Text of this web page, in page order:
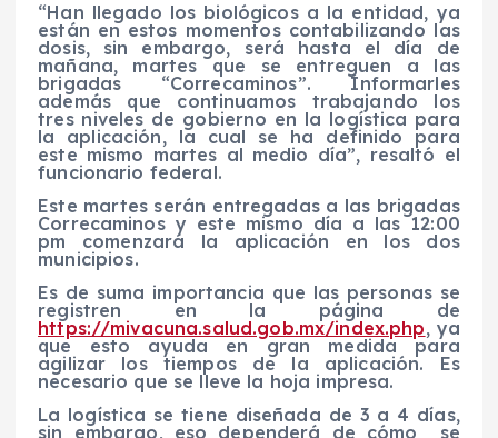
“Han llegado los biológicos a la entidad, ya
están en estos momentos contabilizando las
dosis, sin embargo, será hasta el día de
mañana, martes que se entreguen a las
brigadas “Correcaminos”. Informarles
además que continuamos trabajando los
tres niveles de gobierno en la logística para
la aplicación, la cual se ha definido para
este mismo martes al medio día”, resaltó el
funcionario federal.
Este martes serán entregadas a las brigadas
Correcaminos y este mismo día a las 12:00
pm comenzará la aplicación en los dos
municipios.
Es de suma importancia que las personas se
registren en la página de
https://mivacuna.salud.gob.mx/index.php, ya
que esto ayuda en gran medida para
agilizar los tiempos de la aplicación.
Es
necesario que se lleve la hoja impresa.
La logística se tiene diseñada de 3 a 4 días,
sin embargo,eso dependerá de cómo se